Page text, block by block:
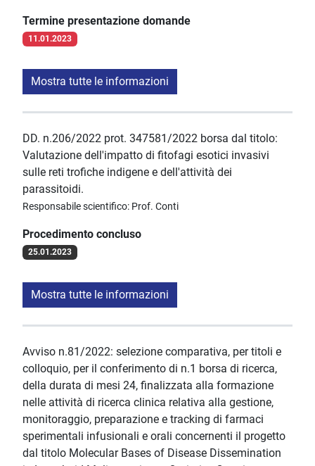
Termine presentazione domande
11.01.2023
Mostra tutte le informazioni
DD. n.206/2022 prot. 347581/2022 borsa dal titolo:
Valutazione dell'impatto di fitofagi esotici invasivi
sulle reti trofiche indigene e dell'attività dei
parassitoidi.
Responsabile scientifico: Prof. Conti
Procedimento concluso
25.01.2023
Mostra tutte le informazioni
Avviso n.81/2022: selezione comparativa, per titoli e
colloquio, per il conferimento di n.1 borsa di ricerca,
della durata di mesi 24, finalizzata alla formazione
nelle attività di ricerca clinica relativa alla gestione,
monitoraggio, preparazione e tracking di farmaci
sperimentali infusionali e orali concernenti il progetto
dal titolo Molecular Bases of Disease Dissemination